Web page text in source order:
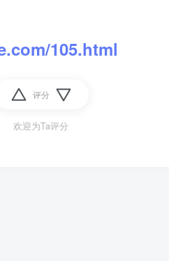
105.html
评分
欢迎为Ta评分